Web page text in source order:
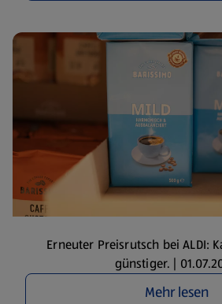
Erneuter Preisrutsch bei ALDI:
günstiger. |
Mehr lesen